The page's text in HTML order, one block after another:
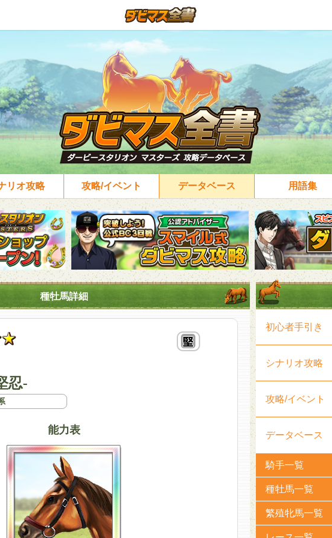
リオ攻略 攻略/イベント データベース 用語集
種牡馬詳細
忍-
能力表
初心者手引き
シナリオ攻略
攻略/イベント
データベース
騎手一覧
種牡馬一覧
繁殖牝馬一覧